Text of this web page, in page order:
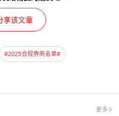
享该文章
#2025合规券商名单#
更多